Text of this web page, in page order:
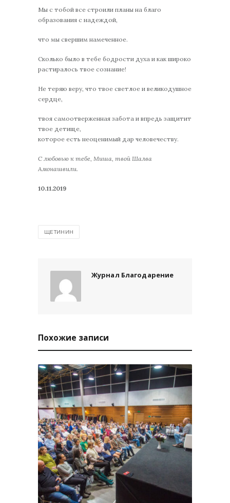
Мы с тобой все строили планы на благо
образования с надеждой,
что мы свершим намеченное.
Сколько было в тебе бодрости духа и как широко
растиралось твое сознание!
Не теряю веру, что твое светлое и великодушное
сердце,
твоя самоотверженная забота и впредь защитит
твое детище,
которое есть неоценимый дар человечеству.
С любовью к тебе, Миша, твой Шалва
Амонашвили.
10.11.2019
ЩЕТИНИН
Журнал Благодарение
Похожие записи